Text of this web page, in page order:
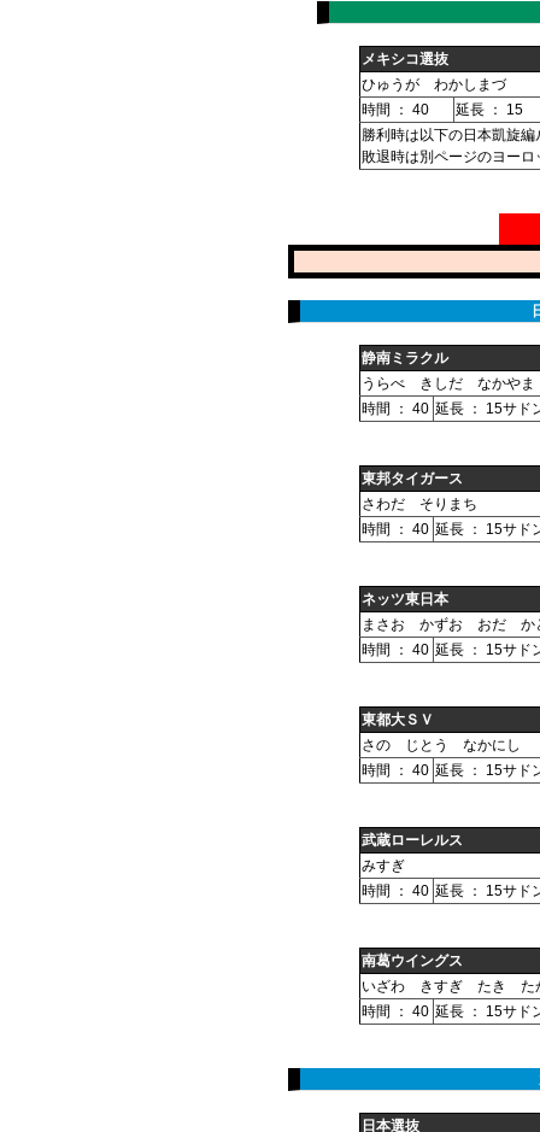
メキシコ選抜
ひゅうが わかしまづ
時間 ： 40
延長 ： 15
勝利時は以下の日本凱旋編
敗退時は別ページのヨーロ
静南ミラクル
うらべ きしだ なかや
時間 ： 40 延長 ： 15サド
東邦タイガース
さわだ そりまち
時間 ： 40 延長 ： 15サド
ネッツ東日本
まさお かずお おだ か
時間 ： 40 延長 ： 15サド
東都大ＳＶ
さの じとう なかにし
時間 ： 40 延長 ： 15サド
武蔵ローレルス
みすぎ
時間 ： 40 延長 ： 15サド
南葛ウイングス
いざわ きすぎ たき た
時間 ： 40 延長 ： 15サド
日本選抜